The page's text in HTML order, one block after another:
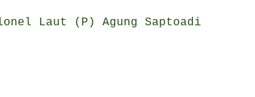
Laut (P) Agung Saptoadi